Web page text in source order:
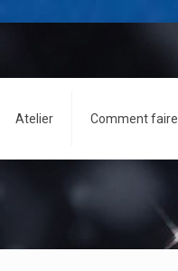
Atelier Comment faire